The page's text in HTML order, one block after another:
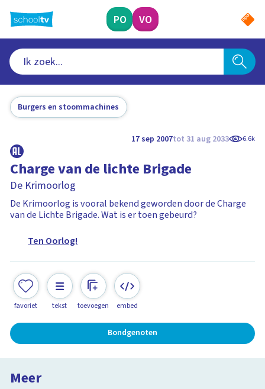
naar
hoofdinhoud
PO VO
Burgers en stoommachines
17 sep 2007tot 31 aug 2033 6.6k
Charge van de lichte Brigade
De Krimoorlog
De Krimoorlog is vooral bekend geworden door de Charge
van de Lichte Brigade. Wat is er toen gebeurd?
Ten Oorlog!
favoriet tekst toevoegen embed
Bondgenoten
Meer